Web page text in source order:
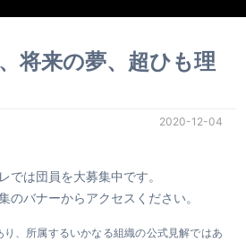
将来の夢、超ひも理
2020-12-04
では団員を大募集中です。
のバナーからアクセスください。
、所属するいかなる組織の公式見解ではあ